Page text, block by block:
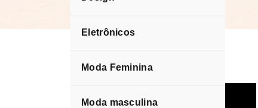
Eletrônicos
Moda Feminina
Moda masculina
Blog